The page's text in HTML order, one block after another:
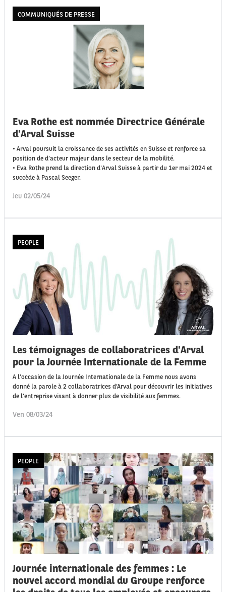
COMMUNIQUÉS DE PRESSE
Eva Rothe est nommée Directrice Générale
d'Arval Suisse
• Arval poursuit la croissance de ses activités en Suisse et renforce sa
position de d’acteur majeur dans le secteur de la mobilité.
• Eva Rothe prend la direction d'Arval Suisse à partir du 1er mai 2024 et
succède à Pascal Seeger.
Jeu 02/05/24
PEOPLE
Les témoignages de collaboratrices d'Arval
pour la Journée Internationale de la Femme
A l’occasion de la Journée Internationale de la Femme nous avons
donné la parole à 2 collaboratrices d’Arval pour découvrir les initiatives
de l'entreprise visant à donner plus de visibilité aux femmes.
Ven 08/03/24
PEOPLE
Journée internationale des femmes : Le
nouvel accord mondial du Groupe renforce